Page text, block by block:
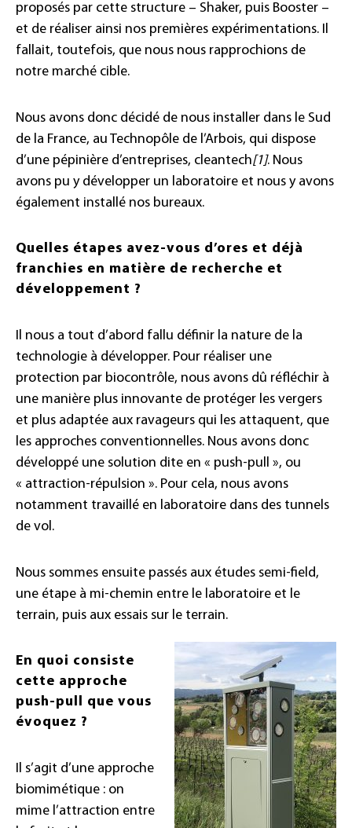
proposés par cette structure – Shaker, puis Booster –
et de réaliser ainsi nos premières expérimentations. Il
fallait, toutefois, que nous nous rapprochions de
notre marché cible.
Nous avons donc décidé de nous installer dans le Sud
de la France, au Technopôle de l’Arbois, qui dispose
d’une pépinière d’entreprises, cleantech[1]. Nous
avons pu y développer un laboratoire et nous y avons
également installé nos bureaux.
Quelles étapes avez-vous d’ores et déjà
franchies en matière de recherche et
développement ?
Il nous a tout d’abord fallu définir la nature de la
technologie à développer. Pour réaliser une
protection par biocontrôle, nous avons dû réfléchir à
une manière plus innovante de protéger les vergers
et plus adaptée aux ravageurs qui les attaquent, que
les approches conventionnelles. Nous avons donc
développé une solution dite en « push-pull », ou
« attraction-répulsion ». Pour cela, nous avons
notamment travaillé en laboratoire dans des tunnels
de vol.
Nous sommes ensuite passés aux études semi-field,
une étape à mi-chemin entre le laboratoire et le
terrain, puis aux essais sur le terrain.
En quoi consiste
cette approche
push-pull que vous
évoquez ?
Il s’agit d’une approche
biomimétique : on
mime l’attraction entre